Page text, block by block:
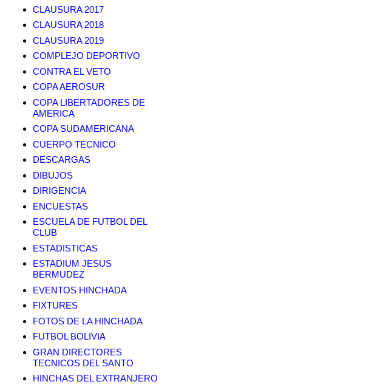
CLAUSURA 2017
CLAUSURA 2018
CLAUSURA 2019
COMPLEJO DEPORTIVO
CONTRA EL VETO
COPA AEROSUR
COPA LIBERTADORES DE
AMERICA
COPA SUDAMERICANA
CUERPO TECNICO
DESCARGAS
DIBUJOS
DIRIGENCIA
ENCUESTAS
ESCUELA DE FUTBOL DEL
CLUB
ESTADISTICAS
ESTADIUM JESUS
BERMUDEZ
EVENTOS HINCHADA
FIXTURES
FOTOS DE LA HINCHADA
FUTBOL BOLIVIA
GRAN DIRECTORES
TECNICOS DEL SANTO
HINCHAS DEL EXTRANJERO